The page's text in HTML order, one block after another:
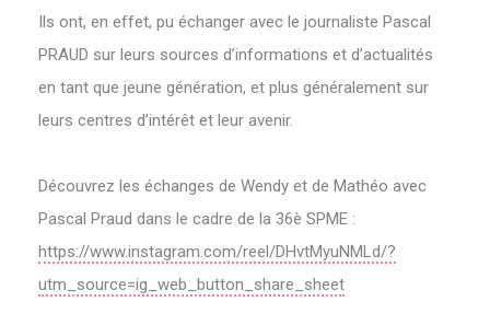
Ils ont, en effet, pu échanger avec le journaliste Pascal
PRAUD sur leurs sources d’informations et d’actualités
en tant que jeune génération, et plus généralement sur
leurs centres d’intérêt et leur avenir.
Découvrez les échanges de Wendy et de Mathéo avec
Pascal Praud dans le cadre de la 36è SPME :
https://www.instagram.com/reel/DHvtMyuNMLd/?
utm_source=ig_web_button_share_sheet